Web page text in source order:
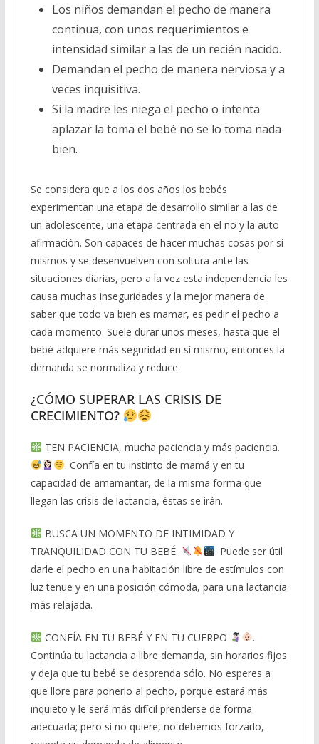
Los niños demandan el pecho de manera
continua, con unos requerimientos e
intensidad similar a las de un recién nacido.
Demandan el pecho de manera nerviosa y a
veces inquisitiva.
Si la madre les niega el pecho o intenta
aplazar la toma el bebé no se lo toma nada
bien.
Se considera que a los dos años los bebés
experimentan una etapa de desarrollo similar a las de
un adolescente, una etapa centrada en el no y la auto
afirmación. Son capaces de hacer muchas cosas por sí
mismos y se desenvuelven con soltura ante las
situaciones diarias, pero a la vez esta independencia les
causa muchas inseguridades y la mejor manera de
saber que todo va bien es mamar, es pedir el pecho a
cada momento. Suele durar unos meses, hasta que el
bebé adquiere más seguridad en sí mismo, entonces la
demanda se normaliza y reduce.
¿CÓMO SUPERAR LAS CRISIS DE
CRECIMIENTO?
TEN PACIENCIA, mucha paciencia y más paciencia.
. Confía en tu instinto de mamá y en tu
capacidad de amamantar, de la misma forma que
llegan las crisis de lactancia, éstas se irán.
BUSCA UN MOMENTO DE INTIMIDAD Y
TRANQUILIDAD CON TU BEBÉ.
. Puede ser útil
darle el pecho en una habitación libre de estímulos con
luz tenue y en una posición cómoda, para una lactancia
más relajada.
CONFÍA EN TU BEBÉ Y EN TU CUERPO
.
Continúa tu lactancia a libre demanda, sin horarios fijos
y deja que tu bebé se desprenda sólo. No esperes a
que llore para ponerlo al pecho, porque estará más
inquieto y le será más difícil prenderse de forma
adecuada; pero si no quiere, no debemos forzarlo,